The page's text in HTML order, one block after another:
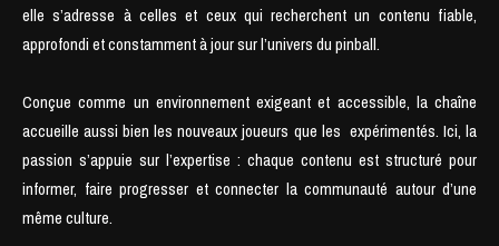
elle s’adresse à celles et ceux qui recherchent un contenu fiable,
approfondi et constamment à jour sur l’univers du pinball.
Conçue comme un environnement exigeant et accessible, la chaîne
accueille aussi bien les nouveaux joueurs que les expérimentés. Ici, la
passion s’appuie sur l’expertise : chaque contenu est structuré pour
informer, faire progresser et connecter la communauté autour d’une
même culture.